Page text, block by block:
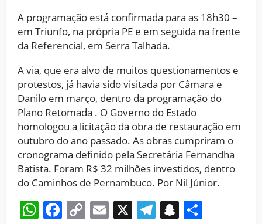
A programação está confirmada para as 18h30 –
em Triunfo, na própria PE e em seguida na frente
da Referencial, em Serra Talhada.
A via, que era alvo de muitos questionamentos e
protestos, já havia sido visitada por Câmara e
Danilo em março, dentro da programação do
Plano Retomada . O Governo do Estado
homologou a licitação da obra de restauração em
outubro do ano passado. As obras cumpriram o
cronograma definido pela Secretária Fernandha
Batista. Foram R$ 32 milhões investidos, dentro
do Caminhos de Pernambuco. Por Nil Júnior.
WhatsApp
Facebook
CopyEmail
X Telegram
Snapchat